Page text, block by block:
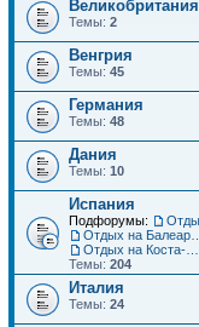
Великобритания
Темы: 2
Венгрия
Темы: 45
Германия
Темы: 48
Дания
Темы: 10
Испания
Подфорумы:
Темы: 204
Италия
Темы: 24